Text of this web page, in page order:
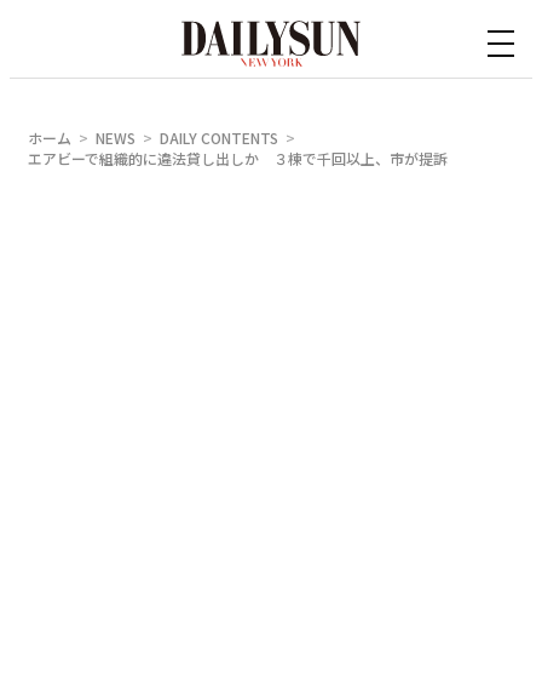
ホーム NEWS
DAILY CONTENTS
エアビーで組織的に違法貸し出しか ３棟で千回以上、市が提訴